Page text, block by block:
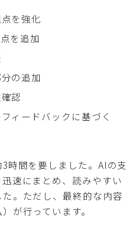
を強化
を追加
の追加
認
ィードバックに基づく
時間を要しました。AIの支
速にまとめ、読みやすい
。ただし、最終的な内容
が行っています。